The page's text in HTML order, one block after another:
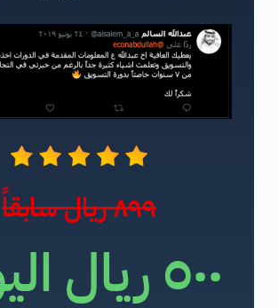
٨٩٩ ريال سابقاً
٥٠٠ ريال اليوم!